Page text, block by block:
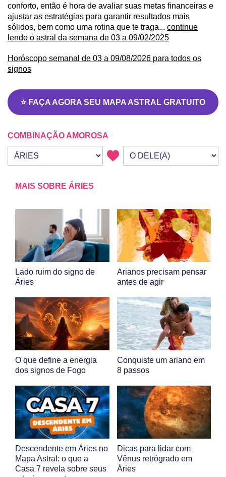
conforto, então é hora de avaliar suas metas financeiras e
ajustar as estratégias para garantir resultados mais
sólidos, bem como uma rotina que te traga... continue
lendo o astral da semana de 03 a 09/02/2025
Horóscopo semanal de 03 a 09/08/2026 para todos os
signos
⭐ FAÇA AGORA SEU MAPA ASTRAL GRATUITO
COMBINAÇÃO AMOROSA
Seu signo
Signo da outra pessoa
MAIS SOBRE ÁRIES
Lado ruim do signo de
Áries
Arianos precisam pensar
antes de agir
O que define a energia
dos signos de Fogo
Conquiste um ariano em
8 passos
Descendente em Áries no
Mapa Astral: o que a
Casa 7 revela sobre seus
Dicas para lidar com
Vênus retrógrado em
Áries